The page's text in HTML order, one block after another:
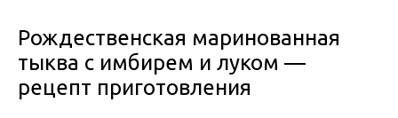
Рождественская маринованная
тыква с имбирем и луком —
рецепт приготовления